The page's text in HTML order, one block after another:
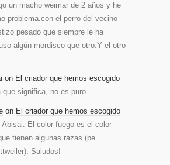
un macho weimar de 2 años y he
problema.con el perro del vecino
pesado que siempre le ha
algún mordisco que otro.Y el otro
on El criador que hemos escogido
que significa, no es puro
on El criador que hemos escogido
Abisai. El color fuego es el color
tienen algunas razas (pe.
Saludos!